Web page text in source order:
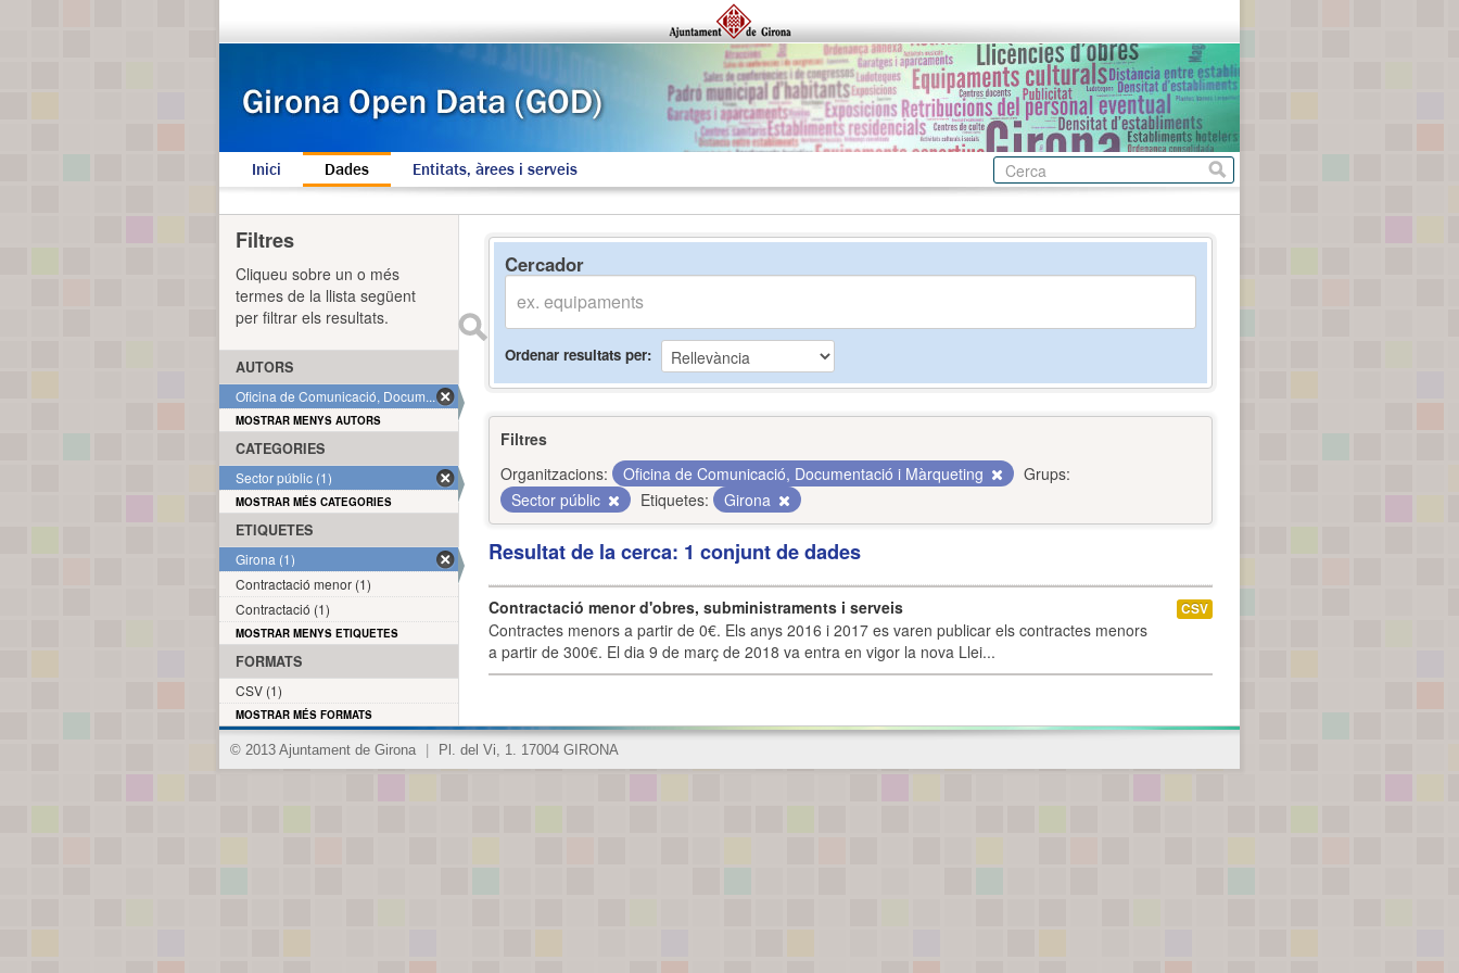
Inici Dades Entitats, àrees i serveis
Cercador
Ordenar resultats per
Filtres
Organitzacions:
Oficina de Comunicació, Documentació i Màrqueting
Grups:
Sector públic
Etiquetes: Girona
Resultat de la cerca: 1 conjunt de dades
Contractació menor d'obres, subministraments i serveis
Contractes menors a partir de 0€. Els anys 2016 i 2017 es varen publicar els contractes menors
a partir de 300€. El dia 9 de març de 2018 va entra en vigor la nova Llei...
CSV
Filtres
Cliqueu sobre un o més
termes de la llista següent
per filtrar els resultats.
AUTORS
Oficina de Comunicació, Docum... (1)
MOSTRAR MENYS AUTORS
CATEGORIES
Sector públic (1)
MOSTRAR MÉS CATEGORIES
ETIQUETES
Girona (1)
Contractació menor (1)
Contractació (1)
MOSTRAR MENYS ETIQUETES
FORMATS
CSV (1)
MOSTRAR MÉS FORMATS
© 2013 Ajuntament de Girona Pl. del Vi, 1. 17004 GIRONA